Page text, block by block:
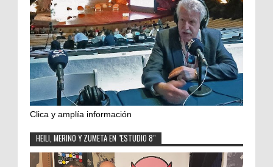
Clica y amplía información
HEILI, MERINO Y ZUMETA EN "ESTUDIO 8"